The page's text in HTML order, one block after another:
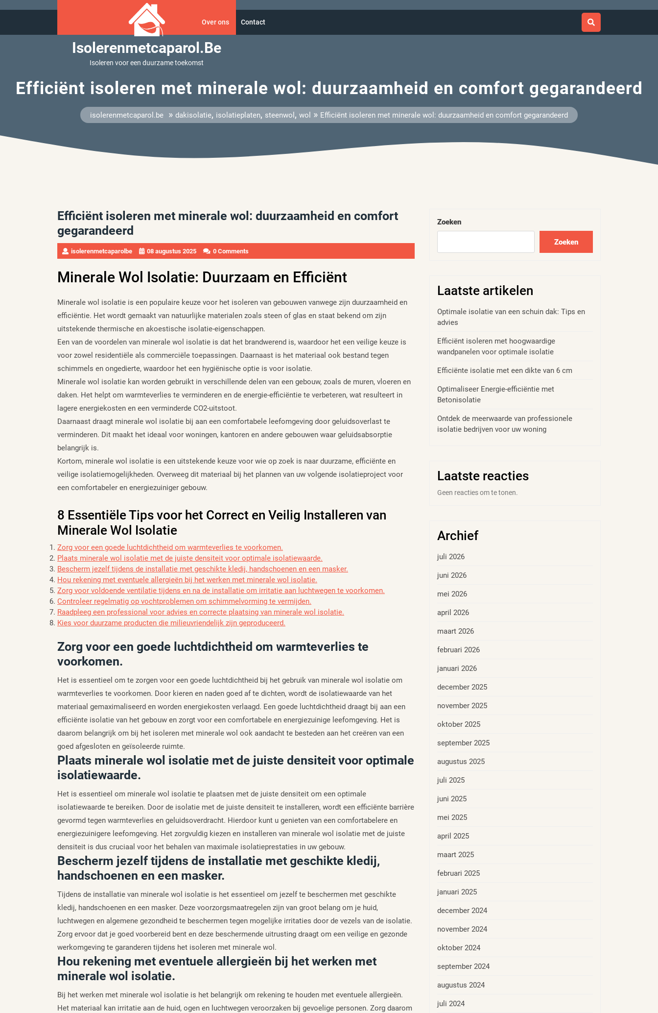
Isolerenmetcaparol.be
Isoleren voor een duurzame toekomst
Over ons Contact
Efficiënt isoleren met minerale wol: duurzaamheid en comfort gegarandeerd
isolerenmetcaparol.be » dakisolatie, isolatieplaten, steenwol , wol » Efficiënt isoleren met minerale wol: duurzaamheid en comfort gegarandeerd
Efficiënt isoleren met minerale wol: duurzaamheid en comfort
gegarandeerd
isolerenmetcaparolbe 08 augustus 2025 0 Comments
Minerale Wol Isolatie: Duurzaam en Efficiënt
Minerale wol isolatie is een populaire keuze voor het isoleren van gebouwen vanwege zijn duurzaamheid en
efficiëntie. Het wordt gemaakt van natuurlijke materialen zoals steen of glas en staat bekend om zijn
uitstekende thermische en akoestische isolatie-eigenschappen.
Een van de voordelen van minerale wol isolatie is dat het brandwerend is, waardoor het een veilige keuze is
voor zowel residentiële als commerciële toepassingen. Daarnaast is het materiaal ook bestand tegen
schimmels en ongedierte, waardoor het een hygiënische optie is voor isolatie.
Minerale wol isolatie kan worden gebruikt in verschillende delen van een gebouw, zoals de muren, vloeren en
daken. Het helpt om warmteverlies te verminderen en de energie-efficiëntie te verbeteren, wat resulteert in
lagere energiekosten en een verminderde CO2-uitstoot.
Daarnaast draagt minerale wol isolatie bij aan een comfortabele leefomgeving door geluidsoverlast te
verminderen. Dit maakt het ideaal voor woningen, kantoren en andere gebouwen waar geluidsabsorptie
belangrijk is.
Kortom, minerale wol isolatie is een uitstekende keuze voor wie op zoek is naar duurzame, efficiënte en
veilige isolatiemogelijkheden. Overweeg dit materiaal bij het plannen van uw volgende isolatieproject voor
een comfortabeler en energiezuiniger gebouw.
8 Essentiële Tips voor het Correct en Veilig Installeren van
Minerale Wol Isolatie
Zorg voor een goede luchtdichtheid om warmteverlies te voorkomen.
Plaats minerale wol isolatie met de juiste densiteit voor optimale isolatiewaarde.
Bescherm jezelf tijdens de installatie met geschikte kledij, handschoenen en een masker.
Hou rekening met eventuele allergieën bij het werken met minerale wol isolatie.
Zorg voor voldoende ventilatie tijdens en na de installatie om irritatie aan luchtwegen te voorkomen.
Controleer regelmatig op vochtproblemen om schimmelvorming te vermijden.
Raadpleeg een professional voor advies en correcte plaatsing van minerale wol isolatie.
Kies voor duurzame producten die milieuvriendelijk zijn geproduceerd.
Zorg voor een goede luchtdichtheid om warmteverlies te
voorkomen.
Het is essentieel om te zorgen voor een goede luchtdichtheid bij het gebruik van minerale wol isolatie om
warmteverlies te voorkomen. Door kieren en naden goed af te dichten, wordt de isolatiewaarde van het
materiaal gemaximaliseerd en worden energiekosten verlaagd. Een goede luchtdichtheid draagt bij aan een
efficiënte isolatie van het gebouw en zorgt voor een comfortabele en energiezuinige leefomgeving. Het is
daarom belangrijk om bij het isoleren met minerale wol ook aandacht te besteden aan het creëren van een
goed afgesloten en geïsoleerde ruimte.
Plaats minerale wol isolatie met de juiste densiteit voor optimale
isolatiewaarde.
Het is essentieel om minerale wol isolatie te plaatsen met de juiste densiteit om een optimale
isolatiewaarde te bereiken. Door de isolatie met de juiste densiteit te installeren, wordt een efficiënte barrière
gevormd tegen warmteverlies en geluidsoverdracht. Hierdoor kunt u genieten van een comfortabelere en
energiezuinigere leefomgeving. Het zorgvuldig kiezen en installeren van minerale wol isolatie met de juiste
densiteit is dus cruciaal voor het behalen van maximale isolatieprestaties in uw gebouw.
Bescherm jezelf tijdens de installatie met geschikte kledij,
handschoenen en een masker.
Tijdens de installatie van minerale wol isolatie is het essentieel om jezelf te beschermen met geschikte
kledij, handschoenen en een masker. Deze voorzorgsmaatregelen zijn van groot belang om je huid,
luchtwegen en algemene gezondheid te beschermen tegen mogelijke irritaties door de vezels van de isolatie.
Zorg ervoor dat je goed voorbereid bent en deze beschermende uitrusting draagt om een veilige en gezonde
werkomgeving te garanderen tijdens het isoleren met minerale wol.
Hou rekening met eventuele allergieën bij het werken met
minerale wol isolatie.
Bij het werken met minerale wol isolatie is het belangrijk om rekening te houden met eventuele allergieën.
Het materiaal kan irritatie aan de huid, ogen en luchtwegen veroorzaken bij gevoelige personen. Zorg daarom
Zoeken
Zoeken
Laatste artikelen
Optimale isolatie van een schuin dak: Tips en
advies
Efficiënt isoleren met hoogwaardige
wandpanelen voor optimale isolatie
Efficiënte isolatie met een dikte van 6 cm
Optimaliseer Energie-efficiëntie met
Betonisolatie
Ontdek de meerwaarde van professionele
isolatie bedrijven voor uw woning
Laatste reacties
Geen reacties om te tonen.
Archief
juli 2026
juni 2026
mei 2026
april 2026
maart 2026
februari 2026
januari 2026
december 2025
november 2025
oktober 2025
september 2025
augustus 2025
juli 2025
juni 2025
mei 2025
april 2025
maart 2025
februari 2025
januari 2025
december 2024
november 2024
oktober 2024
september 2024
augustus 2024
juli 2024